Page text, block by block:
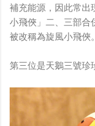
補充能源，因此常出
小飛俠」二、三部合
被改稱為旋風小飛俠
第三位是天鵝三號珍